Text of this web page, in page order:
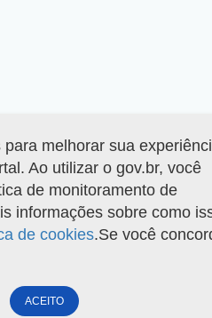
melhorar sua
Ao utilizar o gov.br, você
de monitoramento de
informações sobre como
de cookies.Se você
ACEITO